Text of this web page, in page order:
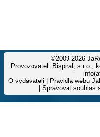
©2009-2026
Provozovatel: Bispiral, s.r.o.,
O vydavateli
Pravidla webu
Spravovat souhlas